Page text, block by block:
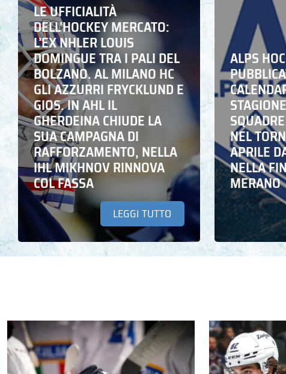
LE UFFICIALITÀ
DELL’HOCKEY MERCATO:
L’EX NHLER LOUIS
DOMINGUE TRA I PALI DEL
BOLZANO. AL MILANO HC
GLI AZZURRI FRYCKLUND E
GIOS. IN AHL IL
GHERDEINA CHIUDE LA
SUA CAMPAGNA DI
RAFFORZAMENTO, NELLA
IHL MIKHNOV RINNOVA
COL FASSA
LEGGI TUTTO
ALPS
NEL
APRILE
NELLA
MERANO